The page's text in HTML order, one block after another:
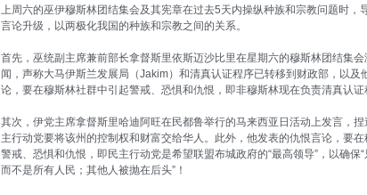
上周六的巫伊穆斯林团结集会及其宪章在过去5天内操纵种族和宗教问题时，
言论升级，以两极化我国的种族和宗教之间的关系。
首先，巫统副主席兼前部长拿督斯里依斯迈沙比里在星期六的穆斯林团结集
闻，声称大马伊斯兰发展局（Jakim）和清真认证程序已转移到财政部，以及
论，要在穆斯林社群中引起警戒、恐惧和仇恨，即非穆斯林现在负责清真认证
其次，伊党主席拿督斯里哈迪阿旺在民都鲁举行的马来西亚日活动上发言，
主行动党要将该州的控制权和财富交给华人。此外，他发表的仇恨言论，要
警戒、恐惧和仇恨，即民主行动党是希望联盟布城政府的“最高领导”，以确保“
而不是所有人民；其他人被抛在后头”！